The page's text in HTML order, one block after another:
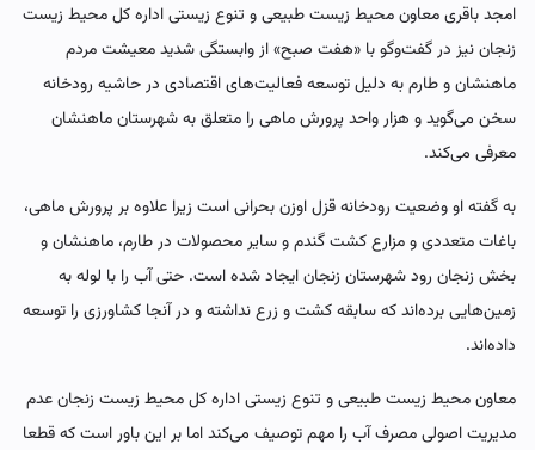
امجد باقری معاون محیط زیست طبیعی و تنوع زیستی اداره کل محیط زیست
زنجان نیز در گفت‌وگو با «هفت صبح» از وابستگی شدید معیشت مردم
ماهنشان و طارم به دلیل توسعه فعالیت‌های اقتصادی در حاشیه رودخانه
سخن می‌گوید و هزار واحد پرورش ماهی را متعلق به شهرستان ماهنشان
معرفی می‌کند.
به گفته او وضعیت رودخانه قزل اوزن بحرانی است زیرا علاوه بر پرورش ماهی،
باغات متعددی و مزارع کشت گندم و سایر محصولات در طارم، ماهنشان و
بخش زنجان رود شهرستان زنجان ایجاد شده است. حتی آب را با لوله به
زمین‌هایی برده‌اند که سابقه کشت و زرع نداشته و در آنجا کشاورزی را توسعه
داده‌اند.
معاون محیط زیست طبیعی و تنوع زیستی اداره کل محیط زیست زنجان عدم
مدیریت اصولی مصرف آب را مهم توصیف می‌کند اما بر این باور است که قطعا